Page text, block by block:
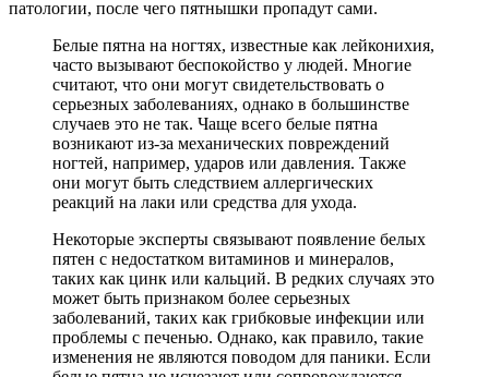
патологии, после чего пятнышки пропадут сами.
Белые пятна на ногтях, известные как лейконихия,
часто вызывают беспокойство у людей. Многие
считают, что они могут свидетельствовать о
серьезных заболеваниях, однако в большинстве
случаев это не так. Чаще всего белые пятна
возникают из-за механических повреждений
ногтей, например, ударов или давления. Также
они могут быть следствием аллергических
реакций на лаки или средства для ухода.
Некоторые эксперты связывают появление белых
пятен с недостатком витаминов и минералов,
таких как цинк или кальций. В редких случаях это
может быть признаком более серьезных
заболеваний, таких как грибковые инфекции или
проблемы с печенью. Однако, как правило, такие
изменения не являются поводом для паники. Если